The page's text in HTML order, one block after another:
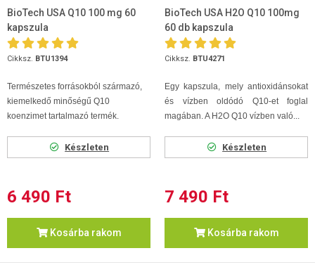
BioTech USA Q10 100 mg 60
kapszula
Cikksz. BTU1394
Természetes forrásokból származó,
kiemelkedő minőségű Q10
koenzimet tartalmazó termék.
Készleten
6 490 Ft
Kosárba rakom
BioTech USA H2O Q10 100mg
60 db kapszula
Cikksz. BTU4271
Egy kapszula, mely antioxidánsokat
és vízben oldódó Q10-et foglal
magában. A H2O Q10 vízben való...
Készleten
7 490 Ft
Kosárba rakom